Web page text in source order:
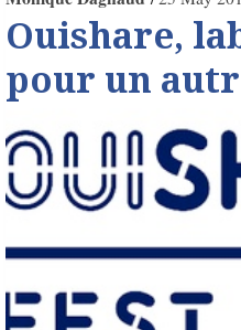
Ouishare,
pour un